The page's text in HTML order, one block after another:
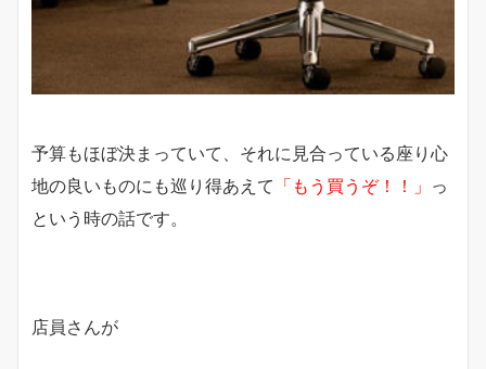
予算もほぼ決まっていて、それに見合っている座り心
地の良いものにも巡り得あえて
「もう買うぞ！！」
っ
という時の話です。
店員さんが